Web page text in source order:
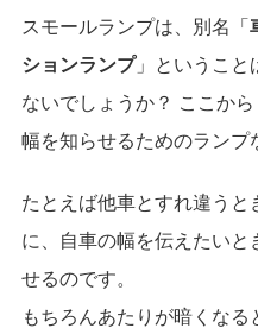
スモールランプは、別名「
ションランプ」ということ
ないでしょうか？ ここか
幅を知らせるためのランプ
たとえば他車とすれ違う
に、自車の幅を伝えたいと
せるのです。
もちろんあたりが暗くな